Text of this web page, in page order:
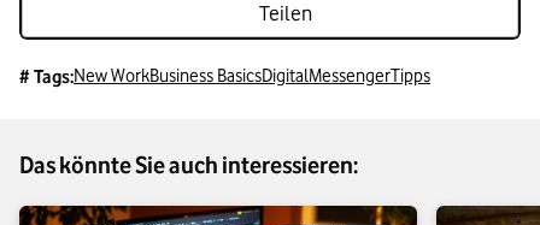
Teilen
# Tags:New WorkBusiness BasicsDigitalMessengerTipps
Das könnte Sie auch interessieren: